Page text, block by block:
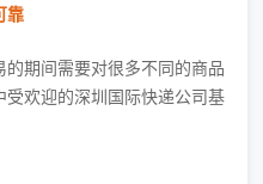
靠
期间需要对很多不同的商品
欢迎的深圳国际快递公司基